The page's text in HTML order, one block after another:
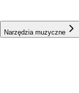
Narzędzia muzyczne